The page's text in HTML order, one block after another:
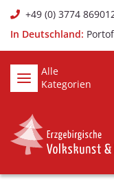
+49 (0) 3774
In Deutschland:
Alle
Kategorien